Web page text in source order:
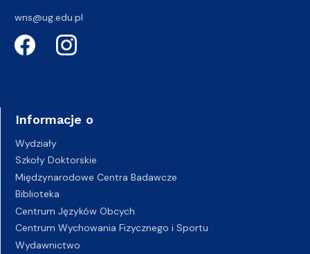
wns@ug.edu.pl
Informacje o
Wydziały
Szkoły Doktorskie
Międzynarodowe Centra Badawcze
Biblioteka
Centrum Języków Obcych
Centrum Wychowania Fizycznego i Sportu
Wydawnictwo